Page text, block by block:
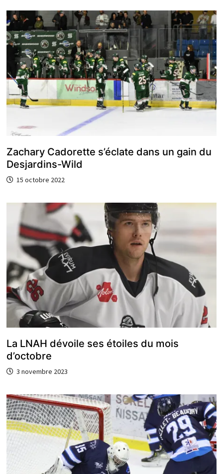
Zachary Cadorette s’éclate dans un gain du
Desjardins-Wild
15 octobre 2022
La LNAH dévoile ses étoiles du mois
d’octobre
3 novembre 2023